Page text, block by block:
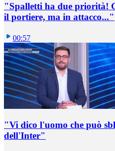
"Spalletti ha due priorità!
il portiere, ma in attacco..."
00:57
"Vi dico l'uomo che può
dell'Inter"